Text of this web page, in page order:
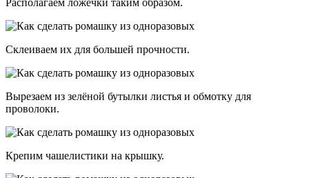
Располагаем ложечки таким образом.
Склеиваем их для большей прочности.
Вырезаем из зелёной бутылки листья и обмотку для
проволоки.
Крепим чашелистики на крышку.